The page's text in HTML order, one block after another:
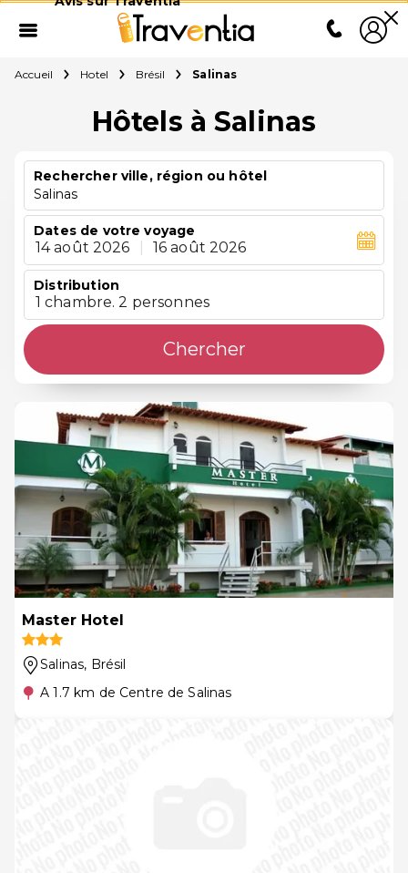
Accueil Hotel Brésil Salinas
Hôtels à Salinas
Rechercher ville, région ou hôtel
Salinas
Dates de votre voyage
14 août 2026 16 août 2026
Distribution
1 chambre. 2 personnes
Chercher
Master Hotel
Salinas, Brésil
A 1.7 km de Centre de Salinas